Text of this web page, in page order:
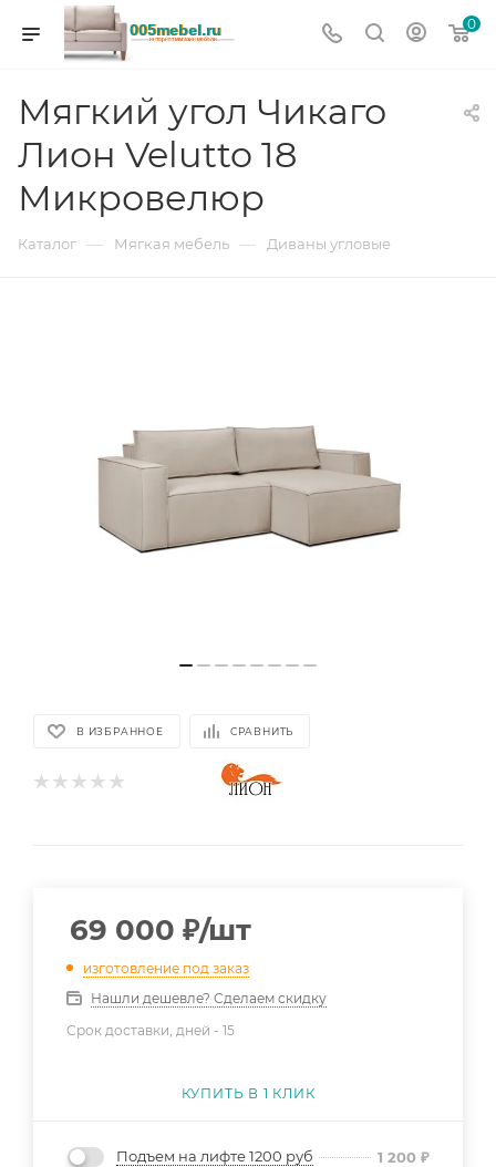
0
Мягкий угол Чикаго
Лион Velutto 18
Микровелюр
Каталог — Мягкая мебель — Диваны угловые
В ИЗБРАННОЕ СРАВНИТЬ
69 000 ₽/шт
изготовление под заказ
Нашли дешевле? Сделаем скидку
Срок доставки, дней - 15
КУПИТЬ В 1 КЛИК
Подъем на лифте 1200 руб 1 200 ₽